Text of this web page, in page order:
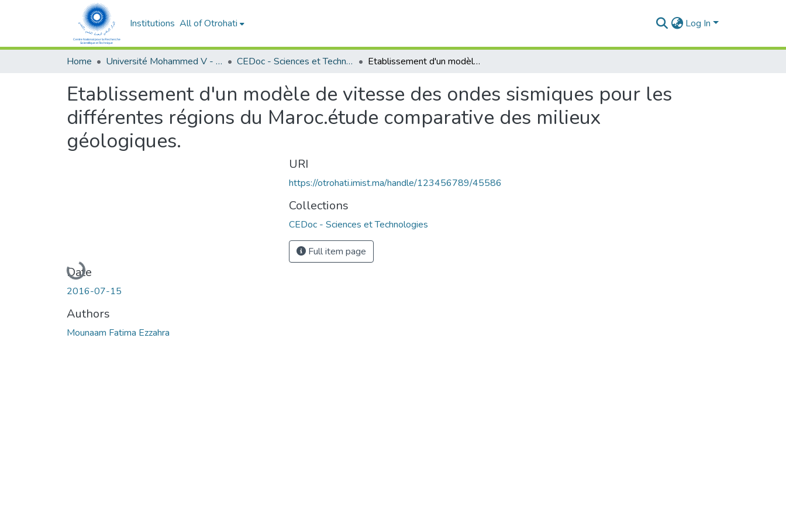
Institutions All of Otrohati Log In
Home Université Mohammed V - Rabat CEDoc - Sciences et Technologies Etablissement d'un modèle de vitesse des ondes sismiques pour les différentes régions du Maroc.étude comparative des milieux géologiques.
Etablissement d'un modèle de vitesse des ondes sismiques pour les
différentes régions du Maroc.étude comparative des milieux
géologiques.
Loading...
Date
2016-07-15
Authors
Mounaam Fatima Ezzahra
URI
https://otrohati.imist.ma/handle/123456789/45586
Collections
CEDoc - Sciences et Technologies
Full item page